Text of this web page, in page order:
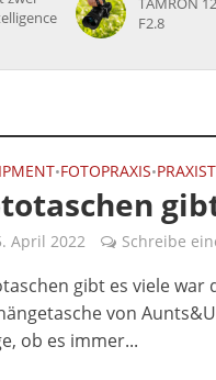
F2.8
•FOTOPRAXIS•
April 2022 Schreibe
gibt es viele war
von
ob es immer...